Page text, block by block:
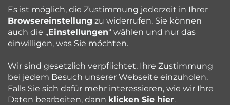
Es ist möglich, die Zustimmung jederzeit in Ihrer
Browsereinstellung zu widerrufen. Sie können
auch die „Einstellungen“ wählen und nur das
einwilligen, was Sie möchten.
Wir sind gesetzlich verpflichtet, Ihre Zustimmung
bei jedem Besuch unserer Webseite einzuholen.
Falls Sie sich dafür mehr interessieren, wie wir Ihre
Daten bearbeiten, dann klicken Sie hier.
Kundenservice
Beratung
Blog
Folgen Sie uns: